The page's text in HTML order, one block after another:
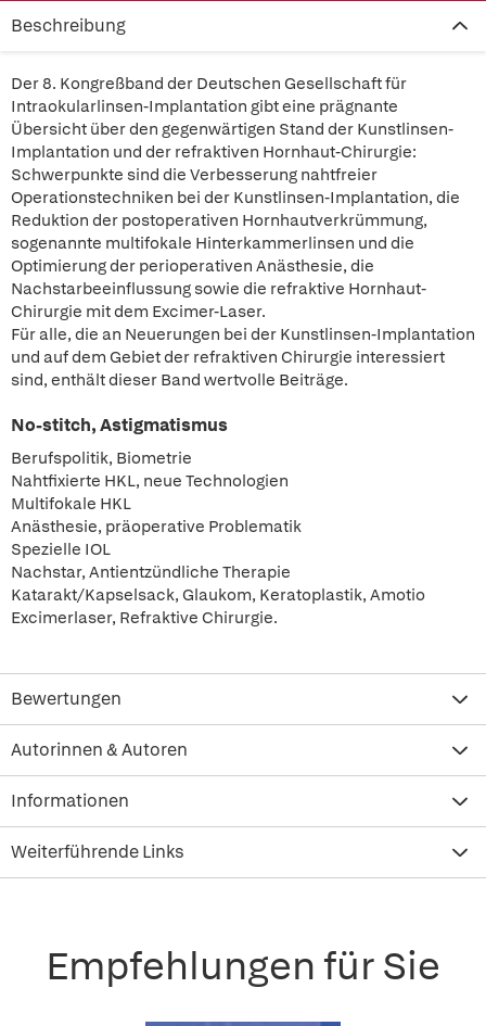
Beschreibung
Der 8. Kongreßband der Deutschen Gesellschaft für
Intraokularlinsen-Implantation gibt eine prägnante
Übersicht über den gegenwärtigen Stand der Kunstlinsen-
Implantation und der refraktiven Hornhaut-Chirurgie:
Schwerpunkte sind die Verbesserung nahtfreier
Operationstechniken bei der Kunstlinsen-Implantation, die
Reduktion der postoperativen Hornhautverkrümmung,
sogenannte multifokale Hinterkammerlinsen und die
Optimierung der perioperativen Anästhesie, die
Nachstarbeeinflussung sowie die refraktive Hornhaut-
Chirurgie mit dem Excimer-Laser.
Für alle, die an Neuerungen bei der Kunstlinsen-Implantation
und auf dem Gebiet der refraktiven Chirurgie interessiert
sind, enthält dieser Band wertvolle Beiträge.
No-stitch, Astigmatismus
Berufspolitik, Biometrie
Nahtfixierte HKL, neue Technologien
Multifokale HKL
Anästhesie, präoperative Problematik
Spezielle IOL
Nachstar, Antientzündliche Therapie
Katarakt/Kapselsack, Glaukom, Keratoplastik, Amotio
Excimerlaser, Refraktive Chirurgie.
Bewertungen
Autorinnen & Autoren
Informationen
Weiterführende Links
Empfehlungen für Sie